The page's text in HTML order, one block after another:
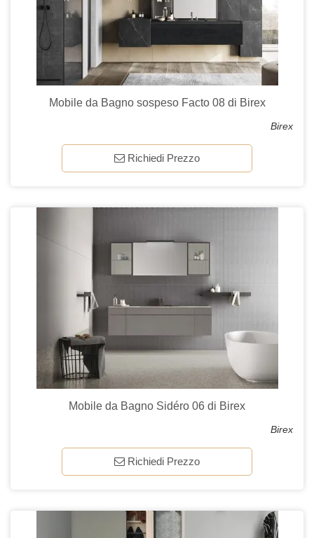
Mobile da Bagno sospeso Facto 08 di Birex
Birex
Richiedi Prezzo
Mobile da Bagno Sidéro 06 di Birex
Birex
Richiedi Prezzo